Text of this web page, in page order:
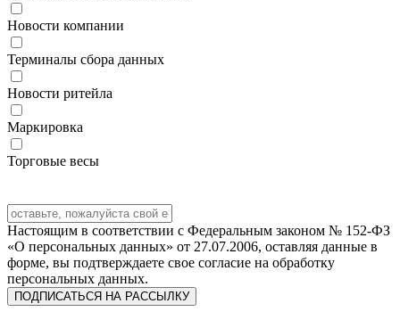
Новости компании
Терминалы сбора данных
Новости ритейла
Маркировка
Торговые весы
Настоящим в соответствии с Федеральным законом № 152-ФЗ
«О персональных данных» от 27.07.2006, оставляя данные в
форме, вы подтверждаете свое согласие на обработку
персональных данных.
ПОДПИСАТЬСЯ НА РАССЫЛКУ